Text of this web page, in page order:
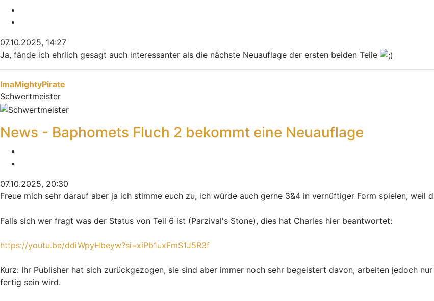
07.10.2025, 14:27
Ja, fände ich ehrlich gesagt auch interessanter als die nächste Neuauflage der ersten beiden Teile
Nach oben
ImaMightyPirate
Schwertmeister
News - Baphomets Fluch 2 bekommt eine Neuauflage
07.10.2025, 20:30
Freue mich sehr darauf aber ja ich stimme euch zu, ich würde auch gerne 3&4 in vernüftiger Form spielen, weil
Falls sich wer fragt was der Status von Teil 6 ist (Parzival's Stone), dies hat Charles hier beantwortet:
https://youtu.be/ddiWpyHbeyw?si=xiPb1uxFmS1J5R3f
Kurz: Ihr Publisher hat sich zurückgezogen, sie sind aber immer noch sehr begeistert davon, arbeiten jedoch
fertig sein wird.